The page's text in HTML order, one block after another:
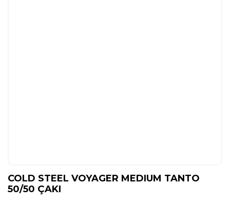
COLD STEEL VOYAGER MEDIUM TANTO
50/50 ÇAKI